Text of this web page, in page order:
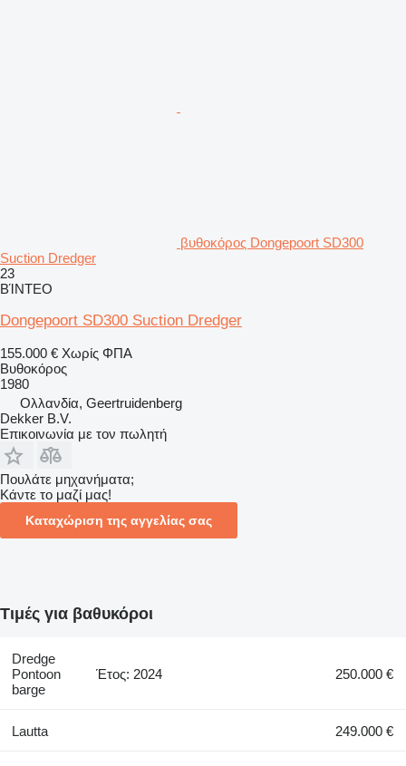
βυθοκόρος Dongepoort SD300
Suction Dredger
23
ΒΊΝΤΕΟ
Dongepoort SD300 Suction Dredger
155.000 € Χωρίς ΦΠΑ
Βυθοκόρος
1980
Ολλανδία, Geertruidenberg
Dekker B.V.
Επικοινωνία με τον πωλητή
Πουλάτε μηχανήματα;
Κάντε το μαζί μας!
Καταχώριση της αγγελίας σας
Τιμές για βαθυκόροι
Dredge
Pontoon
barge
Έτος: 2024 250.000 €
Lautta 249.000 €